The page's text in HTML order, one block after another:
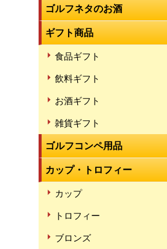
ゴルフネタのお酒
ギフト商品
食品ギフト
飲料ギフト
お酒ギフト
雑貨ギフト
ゴルフコンペ用品
カップ・トロフィー
カップ
トロフィー
ブロンズ